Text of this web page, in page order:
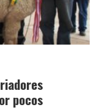
pocos